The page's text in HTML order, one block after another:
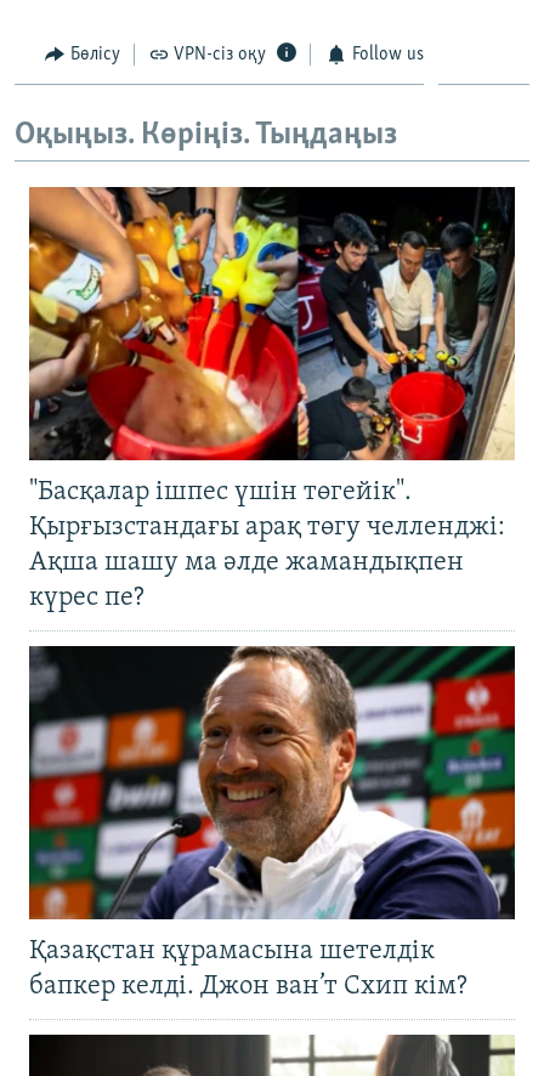
Бөлісу VPN-сіз оқу Follow us
Оқыңыз. Көріңіз. Тыңдаңыз
"Басқалар ішпес үшін төгейік".
Қырғызстандағы арақ төгу челленджі:
Ақша шашу ма әлде жамандықпен
күрес пе?
Қазақстан құрамасына шетелдік
бапкер келді. Джон ван’т Схип кім?